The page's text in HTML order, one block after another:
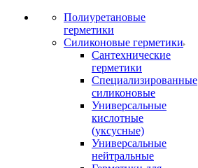
Полиуретановые
герметики
Силиконовые герметики
Сантехнические
герметики
Специализированные
силиконовые
Универсальные
кислотные
(уксусные)
Универсальные
нейтральные